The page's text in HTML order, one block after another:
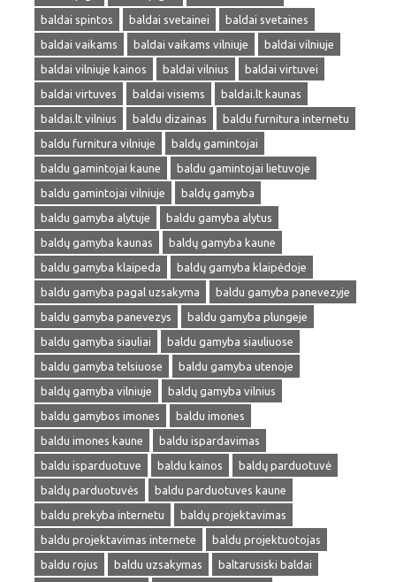
baldai spintos
baldai svetainei
baldai svetaines
baldai vaikams
baldai vaikams vilniuje
baldai vilniuje
baldai vilniuje kainos
baldai vilnius
baldai virtuvei
baldai virtuves
baldai visiems
baldai.lt kaunas
baldai.lt vilnius
baldu dizainas
baldu furnitura internetu
baldu furnitura vilniuje
baldų gamintojai
baldu gamintojai kaune
baldu gamintojai lietuvoje
baldu gamintojai vilniuje
baldų gamyba
baldu gamyba alytuje
baldu gamyba alytus
baldų gamyba kaunas
baldų gamyba kaune
baldu gamyba klaipeda
baldų gamyba klaipėdoje
baldu gamyba pagal uzsakyma
baldu gamyba panevezyje
baldu gamyba panevezys
baldu gamyba plungeje
baldu gamyba siauliai
baldu gamyba siauliuose
baldu gamyba telsiuose
baldu gamyba utenoje
baldų gamyba vilniuje
baldų gamyba vilnius
baldu gamybos imones
baldu imones
baldu imones kaune
baldu ispardavimas
baldu isparduotuve
baldu kainos
baldų parduotuvė
baldų parduotuvės
baldu parduotuves kaune
baldu prekyba internetu
baldų projektavimas
baldu projektavimas internete
baldu projektuotojas
baldu rojus
baldu uzsakymas
baltarusiski baldai